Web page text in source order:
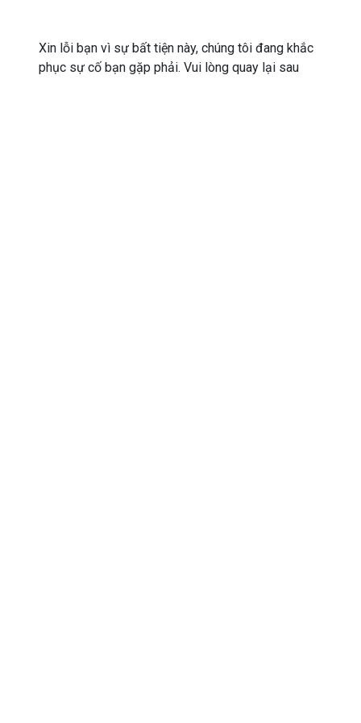
Xin lỗi bạn vì sự bất tiện này, chúng tôi đang khắc
phục sự cố bạn gặp phải. Vui lòng quay lại sau